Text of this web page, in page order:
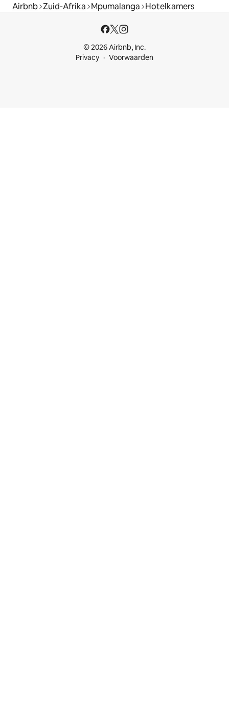
Airbnb Zuid-Afrika Mpumalanga Hotelkamers
© 2026 Airbnb, Inc.
Privacy
Voorwaarden